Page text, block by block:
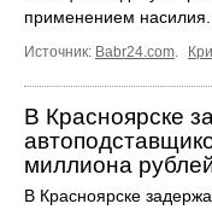
применением насилия.
Источник: Babr24.com.
В Красноярске
миллиона
В Красноярске